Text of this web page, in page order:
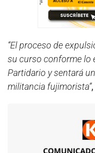
“El proceso de
su curso conforme lo
Partidario y sentará
militancia fujimorista”